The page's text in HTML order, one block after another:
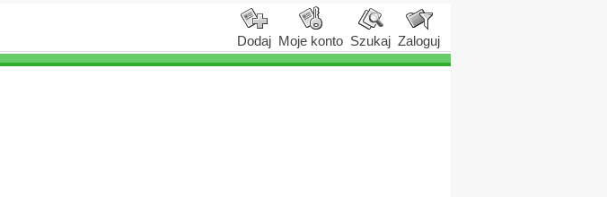
Dodaj Moje konto Szukaj Zaloguj